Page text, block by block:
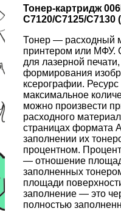
Тонер-картридж
C7120/C7125/C7130
Тонер — расходный
принтером или МФУ.
для лазерной
формирования
ксерографии.
максимальное
можно произвести
расходного
страницах формата
заполнении их
процентном.
— отношение
заполненных
площади
заполнение — это
полностью